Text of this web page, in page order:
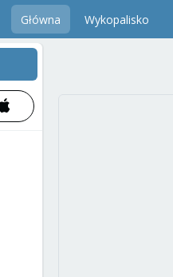
Główna Wykopalisko